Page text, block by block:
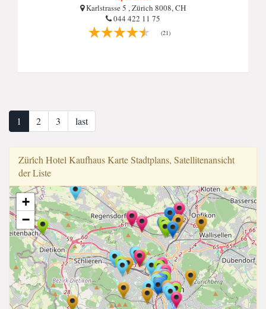
Karlstrasse 5 , Zürich 8008, CH
044 422 11 75
(21)
1 2 3 last
Züri̇ch Hotel Kaufhaus Karte Stadtplans, Satellitenansicht
der Liste
+
−